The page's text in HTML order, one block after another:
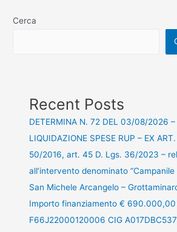
Cerca
Recent Posts
DETERMINA N. 72 DEL 03/08/2026 –
LIQUIDAZIONE SPESE RUP – EX
50/2016, art. 45 D. Lgs. 36/2023 –
all’intervento denominato
San Michele Arcangelo –
Importo finanziamento € 690.000,00
F66J22000120006 CIG A017DBC537